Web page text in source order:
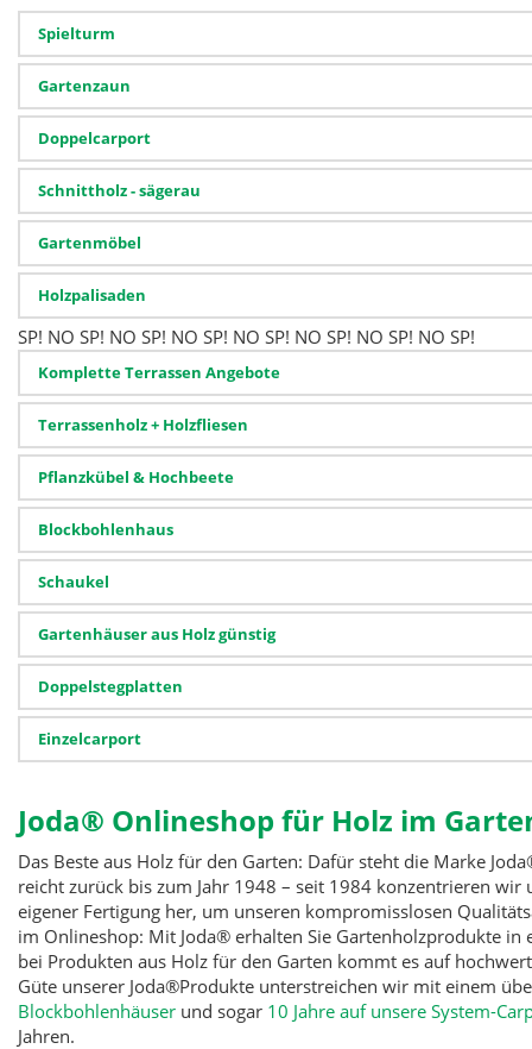
Spielturm
Gartenzaun
Doppelcarport
Schnittholz - sägerau
Gartenmöbel
Holzpalisaden
SP!
Komplette Terrassen Angebote
NO SP!
Terrassenholz + Holzfliesen
NO SP!
Pflanzkübel & Hochbeete
NO SP!
Blockbohlenhaus
NO SP!
Schaukel
NO SP!
Gartenhäuser aus Holz günstig
NO SP!
Doppelstegplatten
NO SP!
Einzelcarport
Joda® Onlineshop für Holz im
Das Beste aus Holz für den Garten: Dafür steht die Marke
reicht zurück bis zum Jahr 1948 – seit 1984 konzentrieren wir
eigener Fertigung her, um unseren kompromisslosen
im Onlineshop: Mit Joda® erhalten Sie Gartenholzprodukte
bei Produkten aus Holz für den Garten kommt es auf
Güte unserer Joda®Produkte unterstreichen wir mit einem
Blockbohlenhäuser und sogar 10 Jahre auf unsere System-
Jahren.